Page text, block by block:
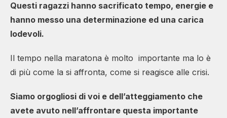
Questi ragazzi hanno sacrificato tempo, energie e
hanno messo una determinazione ed una carica
lodevoli.
Il tempo nella maratona è molto importante ma lo è
di più come la si affronta, come si reagisce alle crisi.
Siamo orgogliosi di voi e dell’atteggiamento che
avete avuto nell’affrontare questa importante